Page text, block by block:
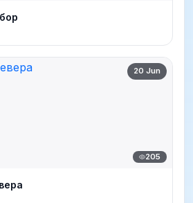
20 Jun
205